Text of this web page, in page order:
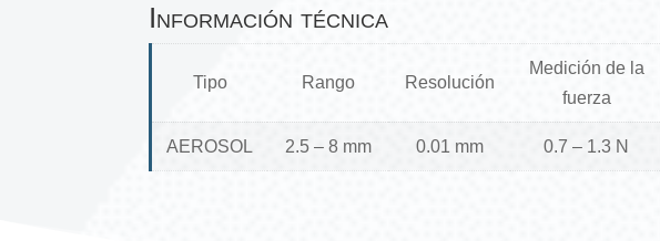
Información técnica
Tipo Rango Resolución
Medición de la
fuerza
AEROSOL 2.5 – 8 mm 0.01 mm 0.7 – 1.3 N